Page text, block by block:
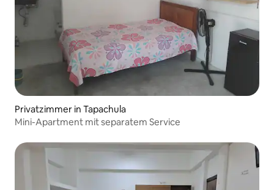
Privatzimmer in Tapachula
Mini-Apartment mit separatem Service